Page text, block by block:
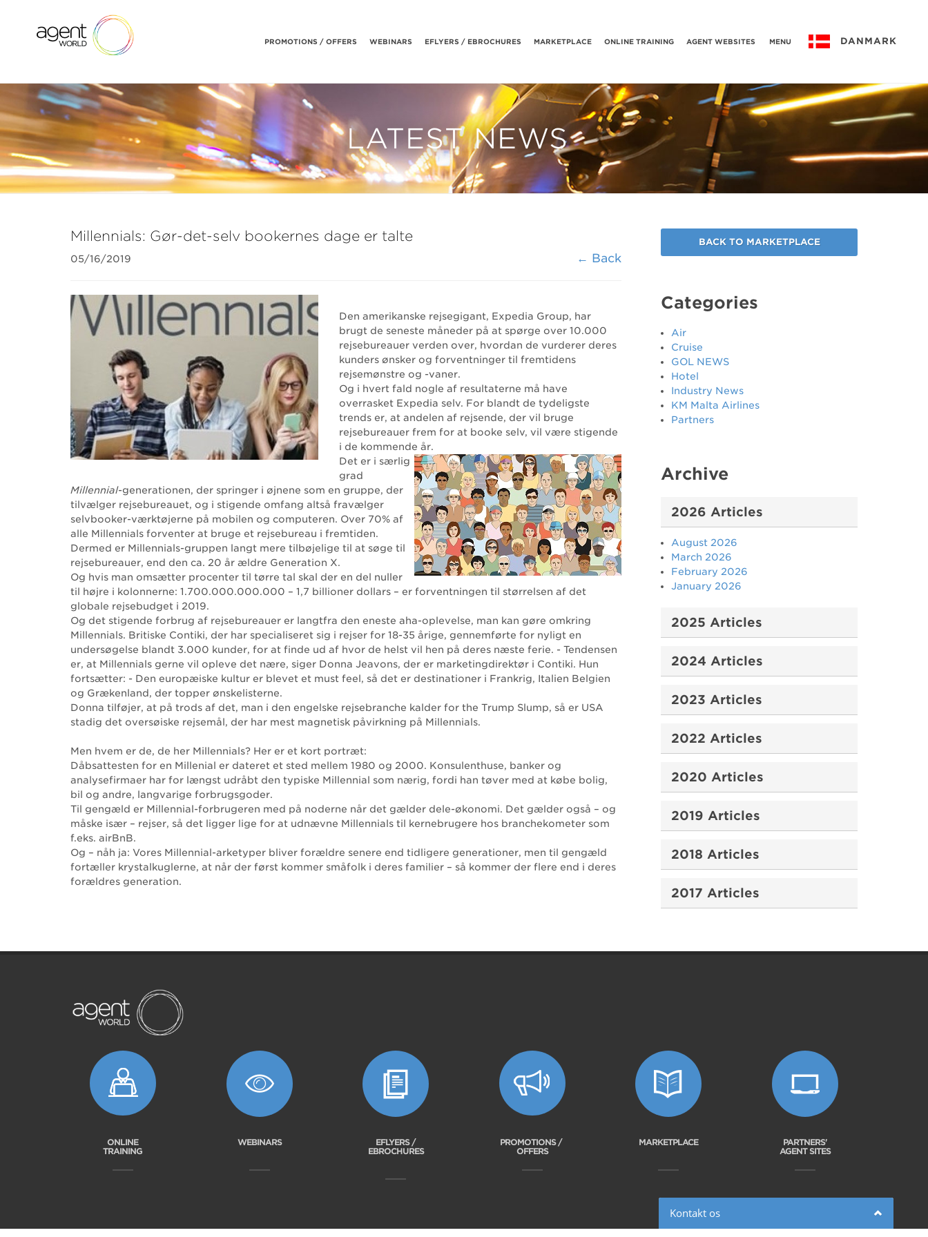
PROMOTIONS / OFFERS WEBINARS EFLYERS / EBROCHURES MARKETPLACE ONLINE TRAINING AGENT WEBSITES MENU DANMARK
LATEST NEWS
Millennials: Gør-det-selv bookernes dage er talte
← Back
05/16/2019
Den amerikanske rejsegigant, Expedia Group, har
brugt de seneste måneder på at spørge over 10.000
rejsebureauer verden over, hvordan de vurderer deres
kunders ønsker og forventninger til fremtidens
rejsemønstre og -vaner.
Og i hvert fald nogle af resultaterne må have
overrasket Expedia selv. For blandt de tydeligste
trends er, at andelen af rejsende, der vil bruge
rejsebureauer frem for at booke selv, vil være stigende
i de kommende år.
Det er i særlig
grad
Millennial-generationen, der springer i øjnene som en gruppe, der
tilvælger rejsebureauet, og i stigende omfang altså fravælger
selvbooker-værktøjerne på mobilen og computeren. Over 70% af
alle Millennials forventer at bruge et rejsebureau i fremtiden.
Dermed er Millennials-gruppen langt mere tilbøjelige til at søge til
rejsebureauer, end den ca. 20 år ældre Generation X.
Og hvis man omsætter procenter til tørre tal skal der en del nuller
til højre i kolonnerne: 1.700.000.000.000 – 1,7 billioner dollars – er forventningen til størrelsen af det
globale rejsebudget i 2019.
Og det stigende forbrug af rejsebureauer er langtfra den eneste aha-oplevelse, man kan gøre omkring
Millennials. Britiske Contiki, der har specialiseret sig i rejser for 18-35 årige, gennemførte for nyligt en
undersøgelse blandt 3.000 kunder, for at finde ud af hvor de helst vil hen på deres næste ferie. - Tendensen
er, at Millennials gerne vil opleve det nære, siger Donna Jeavons, der er marketingdirektør i Contiki. Hun
fortsætter: - Den europæiske kultur er blevet et must feel, så det er destinationer i Frankrig, Italien Belgien
og Grækenland, der topper ønskelisterne.
Donna tilføjer, at på trods af det, man i den engelske rejsebranche kalder for the Trump Slump, så er USA
stadig det oversøiske rejsemål, der har mest magnetisk påvirkning på Millennials.
Men hvem er de, de her Millennials? Her er et kort portræt:
Dåbsattesten for en Millenial er dateret et sted mellem 1980 og 2000. Konsulenthuse, banker og
analysefirmaer har for længst udråbt den typiske Millennial som nærig, fordi han tøver med at købe bolig,
bil og andre, langvarige forbrugsgoder.
Til gengæld er Millennial-forbrugeren med på noderne når det gælder dele-økonomi. Det gælder også – og
måske især – rejser, så det ligger lige for at udnævne Millennials til kernebrugere hos branchekometer som
f.eks. airBnB.
Og – nåh ja: Vores Millennial-arketyper bliver forældre senere end tidligere generationer, men til gengæld
fortæller krystalkuglerne, at når der først kommer småfolk i deres familier – så kommer der flere end i deres
forældres generation.
BACK TO MARKETPLACE
Categories
Air
Cruise
GOL NEWS
Hotel
Industry News
KM Malta Airlines
Partners
Archive
2026 Articles
August 2026
March 2026
February 2026
January 2026
2025 Articles
2024 Articles
2023 Articles
2022 Articles
2020 Articles
2019 Articles
2018 Articles
2017 Articles
ONLINE
TRAINING
WEBINARS
EFLYERS /
EBROCHURES
PROMOTIONS /
OFFERS
MARKETPLACE
PARTNERS'
AGENT SITES